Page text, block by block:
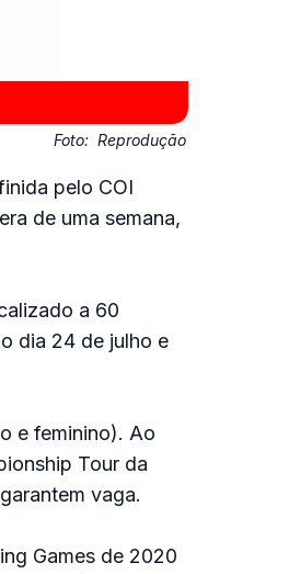
Foto: Reprodução
pelo COI
de uma semana,
a 60
dia 24 de julho e
e feminino). Ao
Tour da
vaga.
Games de 2020